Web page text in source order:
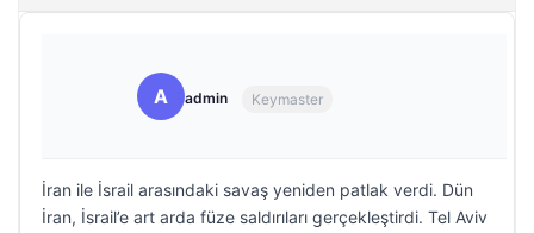
A admin Keymaster
İran ile İsrail arasındaki savaş yeniden patlak verdi. Dün
İran, İsrail’e art arda füze saldırıları gerçekleştirdi. Tel Aviv